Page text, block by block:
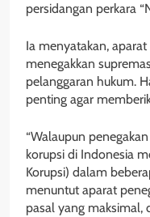
persidangan perkara
Ia menyatakan,
menegakkan
pelanggaran hukum.
penting agar
“Walaupun
korupsi di Indonesia
Korupsi) dalam
menuntut aparat
pasal yang maksimal,